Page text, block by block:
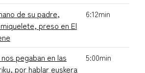
de su padre,
preso en El
6:12min
pegaban en las
por hablar euskera
5:00min